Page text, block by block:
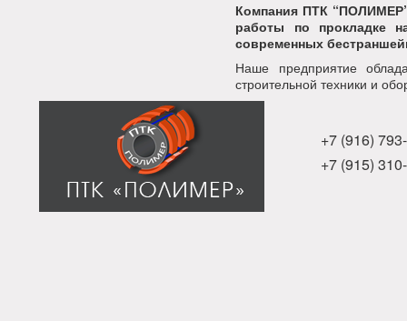
Компания ПТК
работы по прокладке
современных
Наше предприятие
строительной техники и
+7 (916)
+7 (915)